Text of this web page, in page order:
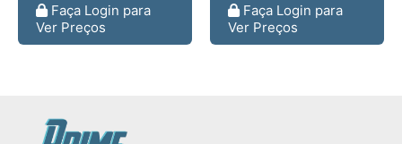
Faça Login para
Ver Preços
Faça Login para
Ver Preços